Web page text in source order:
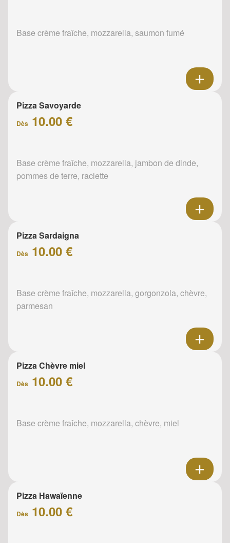
Base crème fraîche, mozzarella, saumon fumé
Pizza Savoyarde
Dès 10.00 €
Base crème fraîche, mozzarella, jambon de dinde,
pommes de terre, raclette
Pizza Sardaigna
Dès 10.00 €
Base crème fraîche, mozzarella, gorgonzola, chèvre,
parmesan
Pizza Chèvre miel
Dès 10.00 €
Base crème fraîche, mozzarella, chèvre, miel
Pizza Hawaïenne
Dès 10.00 €